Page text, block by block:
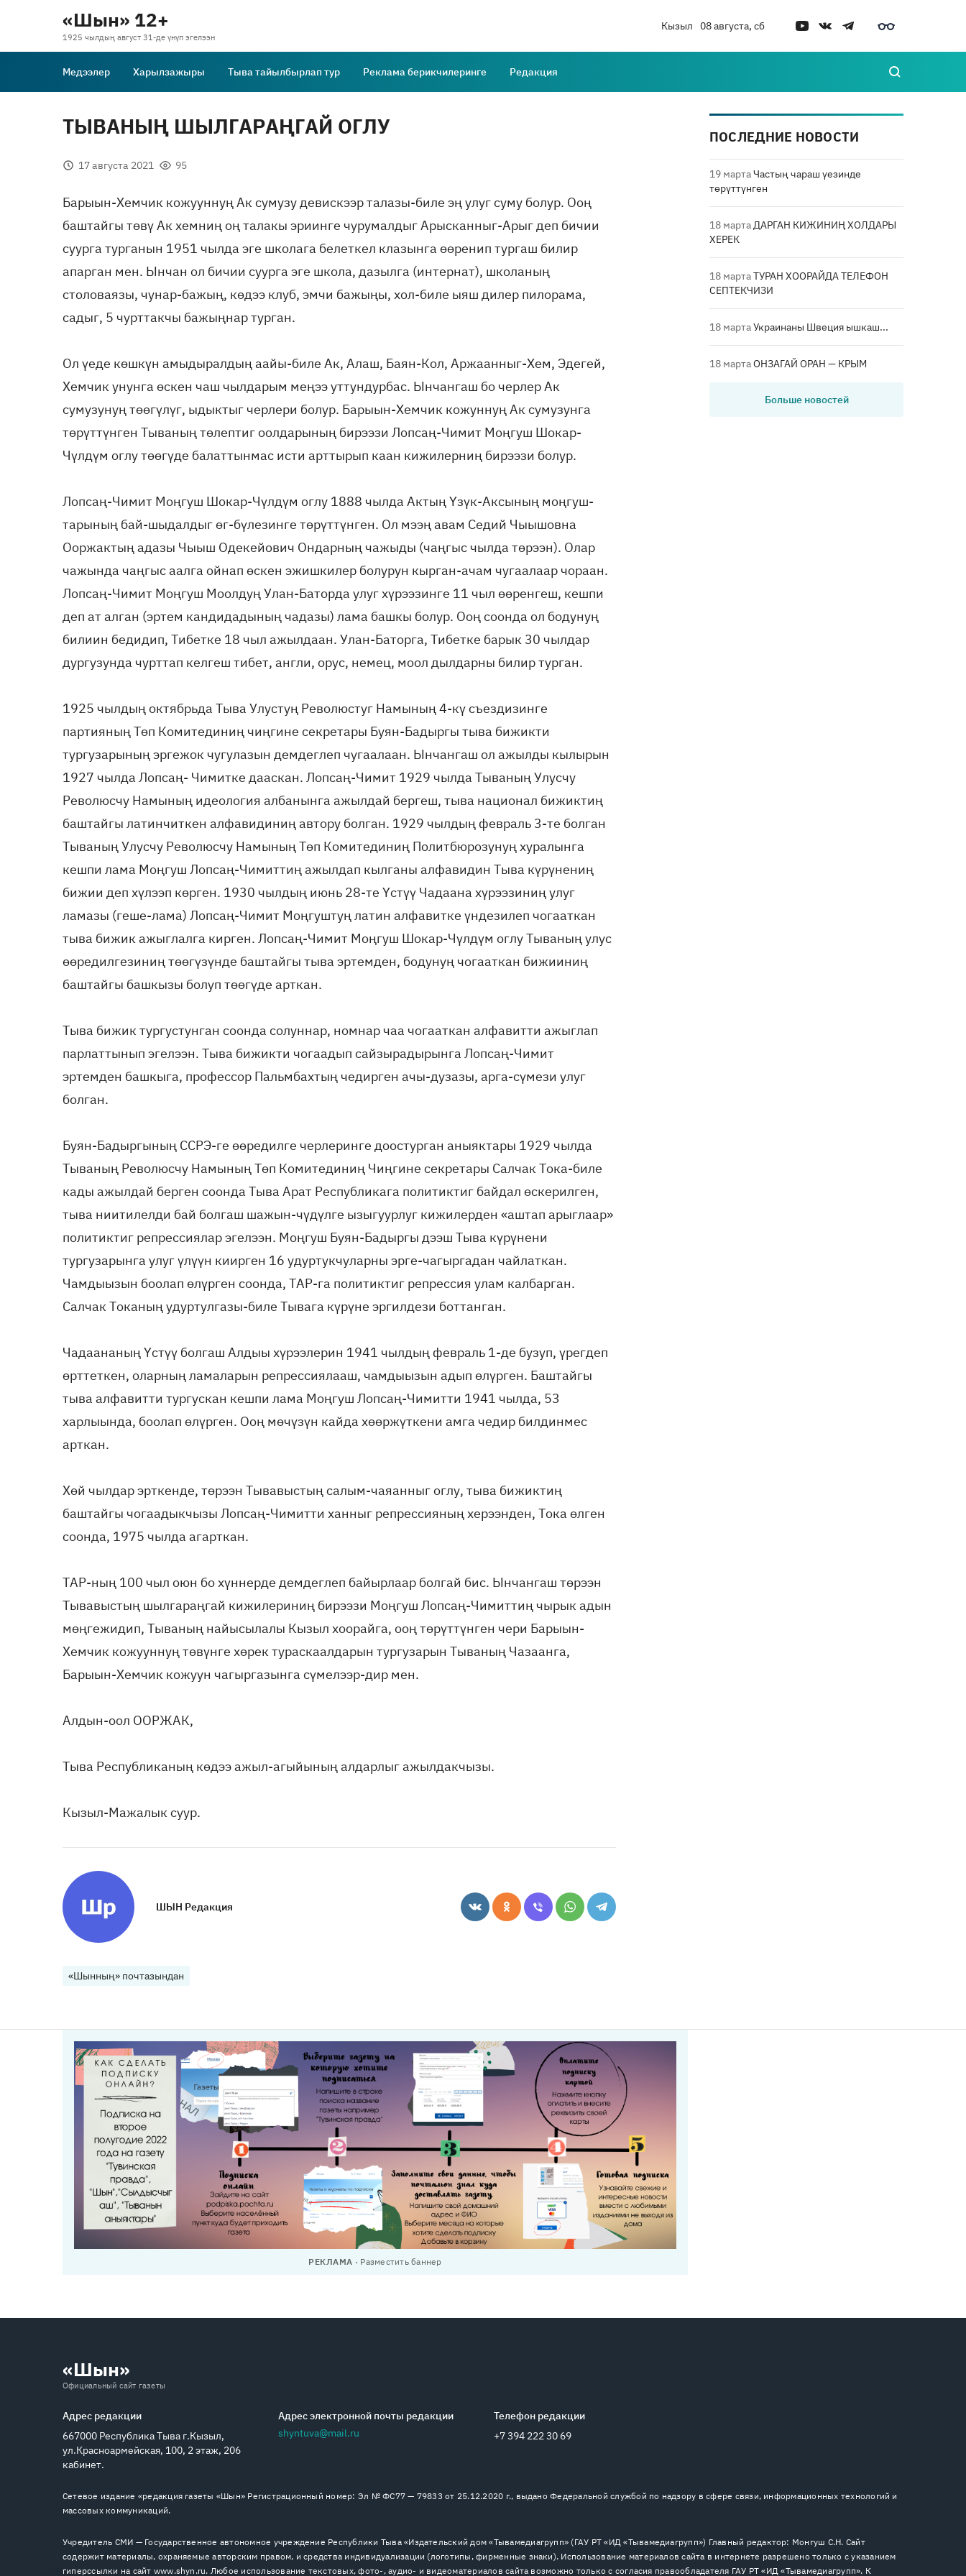
«Шын» 12+
1925 чылдың август 31-де үнүп эгелээн
Кызыл 08 августа, сб
Медээлер Харылзажыры Тыва тайылбырлап тур Реклама берикчилеринге Редакция
ТЫВАНЫҢ ШЫЛГАРАҢГАЙ ОГЛУ
17 августа 2021 95
Барыын-Хемчик кожууннуң Ак сумузу девискээр талазы-биле эң улуг суму болур. Ооң
баштайгы төвү Ак хемниң оң талакы эриинге чурумалдыг Арыс­канныг-Арыг деп бичии
суурга турганын 1951 чылда эге школага белеткел клазынга өөренип тургаш билир
апарган мен. Ынчан ол бичии суурга эге школа, дазылга (интернат), школаның
столоваязы, чунар-бажың, көдээ клуб, эмчи бажыңы, хол-биле ыяш дилер пилорама,
садыг, 5 чурттакчы бажыңнар турган.
Ол үеде көшкүн амыдырал­дың аайы-биле Ак, Алаш, Баян-Кол, Аржаанныг-Хем, Эдегей,
Хемчик унунга өскен чаш чылдарым меңээ уттундурбас. Ынчангаш бо черлер Ак
сумузунуң төөгүлүг, ыдыктыг черлери болур. Барыын-Хемчик кожуннуң Ак сумузунга
төрүттүнген Тыва­ның төлептиг оолдарының бирээзи Лопсаң-Чимит Моңгуш Шокар-
Чүлдүм оглу төөгүде балаттынмас исти арттырып каан кижилерниң бирээзи болур.
Лопсаң-Чимит Моңгуш Шо­кар-Чүлдүм оглу 1888 чыл­да Актың Үзүк-Аксының моңгуш­
тарының бай-шыдалдыг өг-бүлезинге төрүттүнген. Ол мээң авам Седий Чыышовна
Ооржактың адазы Чыыш Одекейович Ондарның чажыды (чаңгыс чылда төрээн). Олар
чажында чаңгыс аалга ойнап өскен эжишкилер болурун кырган-ачам чугаалаар чораан.
Лопсаң-Чимит Моңгуш Моолдуң Улан-Баторда улуг хүрээзинге 11 чыл өөренгеш, кешпи
деп ат алган (эртем кандидадының чадазы) лама башкы болур. Ооң соонда ол бодунуң
билиин бедидип, Тибетке 18 чыл ажылдаан. Улан-Баторга, Тибетке барык 30 чылдар
дургузунда чурттап келгеш тибет, англи, орус, немец, моол дылдарны билир турган.
1925 чылдың октябрьда Тыва Улустуң Революстуг Намының 4-кү съездизинге
партияның Төп Комитединиң чиңгине секре­тары Буян-Бадыргы тыва бижикти
тургузарының эргежок чугулазын демдег­леп чугаалаан. Ынчангаш ол ажылды кылырын
1927 чылда Лопсаң- Чимитке дааскан. Лопсаң-Чимит 1929 чылда Тываның Улусчу
Революсчу Намының идеология албанынга ажылдай бергеш, тыва национал бижиктиң
баштайгы латинчиткен алфавидиниң автору болган. 1929 чылдың февраль 3-те болган
Тываның Улусчу Революсчу Намының Төп Комитединиң Политбюрозунуң хуралынга
кешпи лама Моңгуш Лопсаң-Чимиттиң ажылдап кылганы алфавидин Тыва күрүнениң
бижии деп хүлээп көрген. 1930 чылдың июнь 28-те Үстүү Чадаана хүрээзиниң улуг
ламазы (геше-лама) Лопсаң-Чимит Моңгуштуң латин алфавитке үндезилеп чогааткан
тыва бижик ажыглалга кирген. Лопсаң-Чимит Моңгуш Шокар-Чүлдүм оглу Тываның улус
өөредилгезиниң төө­гүзүнде баштайгы тыва эртемден, бодунуң чогааткан бижииниң
баштайгы башкызы болуп төөгүде арткан.
Тыва бижик тургустунган соонда солуннар, номнар чаа чогааткан алфавитти ажыглап
парлаттынып эгелээн. Тыва бижикти чогаадып сайзырадырынга Лопсаң-Чимит
эртемден башкыга, профессор Пальмбахтың чедирген ачы-дузазы, арга-сүмези улуг
болган.
Буян-Бадыргының ССРЭ-ге өөре­дилге черлеринге доос­турган аныяктары 1929 чылда
Тываның Революсчу Намының Төп Комитединиң Чиңгине секре­тары Салчак Тока-биле
кады ажылдай берген соонда Тыва Арат Республикага политиктиг байдал өскерилген,
тыва нии­тилелди бай болгаш шажын-чүдүлге ызыгуурлуг кижилерден «аштап арыг­лаар»
политиктиг репрессиялар эге­лээн. Моңгуш Буян-Бадыргы дээш Тыва күрүнени
тургузарынга улуг үлүүн киирген 16 удуртукчуларны эрге-чагыргадан чайлаткан.
Чамдыызын боолап өлүрген соонда, ТАР-га политиктиг реп­рессия улам калбарган.
Салчак Токаның удуртулгазы-биле Тывага күрүне эргилдези боттанган.
Чадаананың Үстүү болгаш Алдыы хүрээлерин 1941 чылдың февраль 1-де бузуп, үрегдеп
өрттеткен, оларның ламаларын репрессиялааш, чамдыызын адып өлүрген. Баштайгы
тыва алфавитти тургус­кан кешпи лама Моңгуш Лопсаң-Чимитти 1941 чылда, 53
харлыында, боолап өлүрген. Ооң мөчүзүн кайда хөөржүткени амга чедир билдинмес
арткан.
Хөй чылдар эрткенде, төрээн Тыва­выстың салым-чаяанныг оглу, тыва бижиктиң
баштайгы чогаадыкчызы Лопсаң-Чимитти ханныг репрессияның херээнден, Тока өлген
соонда, 1975 чылда агарткан.
ТАР-ның 100 чыл оюн бо хүннерде демдеглеп байырлаар болгай бис. Ынчангаш төрээн
Тывавыстың шылгараңгай кижилериниң бирээзи Моңгуш Лопсаң-Чимиттиң чырык адын
мөңгежидип, Тываның найысылалы Кызыл хоорайга, ооң төрүттүнген чери Барыын-
Хемчик кожууннуң төвүнге хөрек тураскаалдарын тургузарын Тываның Чазаанга,
Барыын-Хемчик кожуун чагыргазынга сүмелээр-дир мен.
Алдын-оол ООРЖАК,
Тыва Республиканың көдээ ажыл-агыйының алдарлыг ажылдакчызы.
Кызыл-Мажалык суур.
ШЫН Редакция
«Шынның» почтазындан
ПОСЛЕДНИЕ НОВОСТИ
19 марта
төрүттүнген
18 марта
ХЕРЕК
18 марта
СЕПТЕКЧИЗИ
18 мартаУкраинаны Швеция ышкаш...
18 мартаОНЗАГАЙ ОРАН — КРЫМ
Больше новостей
РЕКЛАМА Разместить баннер
«Шын»
Официальный сайт газеты
Адрес редакции
667000 Республика Тыва г.Кызыл,
ул.Красноармейская, 100, 2 этаж, 206
кабинет.
Адрес электронной почты редакции
shyntuva@mail.ru
Телефон редакции
+7 394 222 30 69
Сетевое издание «редакция газеты «Шын» Регистрационный номер: Эл № ФС77 — 79833 от 25.12.2020 г., выдано Федеральной службой по надзору в сфере связи, информационных технологий и
массовых коммуникаций.
Учредитель СМИ — Государственное автономное учреждение Республики Тыва «Издательский дом «Тывамедиагрупп» (ГАУ РТ «ИД «Тывамедиагрупп») Главный редактор: Монгуш С.Н. Сайт
содержит материалы, охраняемые авторским правом, и средства индивидуализации (логотипы, фирменные знаки). Использование материалов сайта в интернете разрешено только с указанием
гиперссылки на сайт www.shyn.ru. Любое использование текстовых, фото-, аудио- и видеоматериалов сайта возможно только с согласия правообладателя ГАУ РТ «ИД «Тывамедиагрупп». К